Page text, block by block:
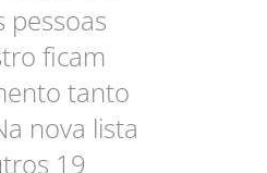
pessoas
ficam
tanto
nova lista
19